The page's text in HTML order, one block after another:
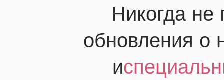
Никогда не
обновления о
и